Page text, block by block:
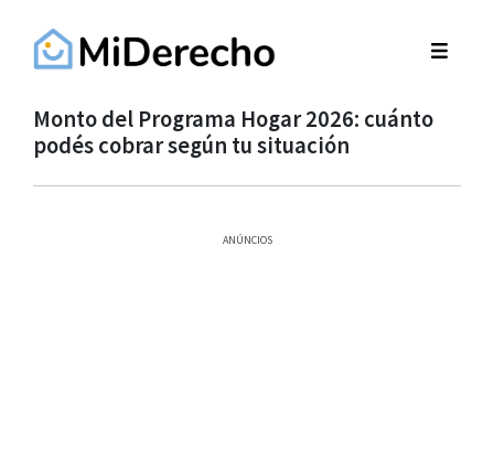
Monto del Programa Hogar 2026: cuánto
podés cobrar según tu situación
ANÚNCIOS